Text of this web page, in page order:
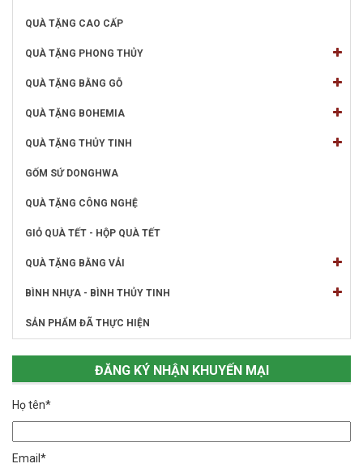
QUÀ TẶNG CAO CẤP
QUÀ TẶNG PHONG THỦY
QUÀ TẶNG BẰNG GỖ
QUÀ TẶNG BOHEMIA
QUÀ TẶNG THỦY TINH
GỐM SỨ DONGHWA
QUÀ TẶNG CÔNG NGHỆ
GIỎ QUÀ TẾT - HỘP QUÀ TẾT
QUÀ TẶNG BẰNG VẢI
BÌNH NHỰA - BÌNH THỦY TINH
SẢN PHẨM ĐÃ THỰC HIỆN
ĐĂNG KÝ NHẬN KHUYẾN MẠI
Họ tên*
Email*